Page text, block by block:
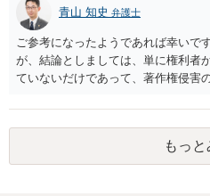
青山 知史 弁護士
ご参考になったようであれば幸いで
が、結論としましては、単に権利者
ていないだけであって、著作権侵害
ンテンツの投稿については、適法か
行うものとし、サイトとしては責任
ることがあります。 利用者も多い
ェックは行えないことから、自己責
もっと